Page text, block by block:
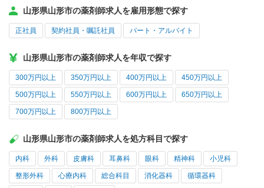
山形県山形市の薬剤師求人を雇用形態で探す
正社員 契約社員・嘱託社員 パート・アルバイト
山形県山形市の薬剤師求人を年収で探す
300万円以上 350万円以上 400万円以上 450万円以上
500万円以上 550万円以上 600万円以上 650万円以上
700万円以上 800万円以上
山形県山形市の薬剤師求人を処方科目で探す
内科 外科 皮膚科 耳鼻科 眼科 精神科 小児科
整形外科 心療内科 総合科目 消化器科 循環器科